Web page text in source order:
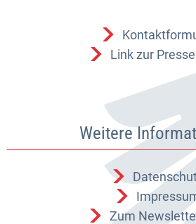
Link zur
Weitere
Zum